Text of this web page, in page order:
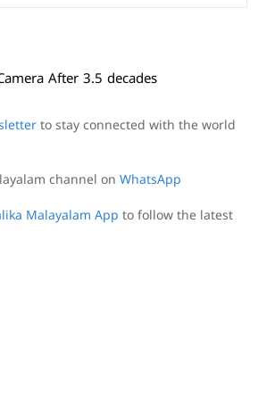
After 3.5 decades
to stay connected with the world
channel on WhatsApp
Malayalam App to follow the latest